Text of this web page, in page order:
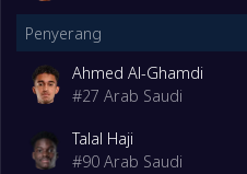
Penyerang
Ahmed Al-Ghamdi
#27 Arab Saudi
Talal Haji
#90 Arab Saudi